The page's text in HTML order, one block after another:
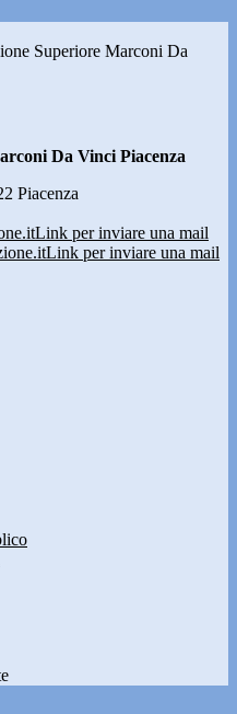
Superiore Marconi Da
Da Vinci Piacenza
Piacenza
Link per inviare una mail
Link per inviare una mail